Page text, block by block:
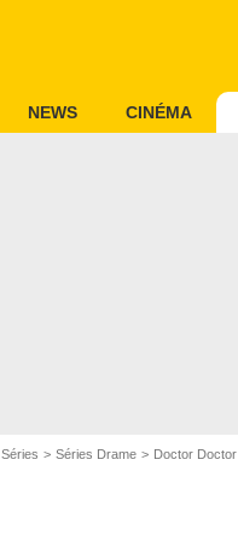
NEWS CINÉMA
Séries Séries Drame Doctor Doctor